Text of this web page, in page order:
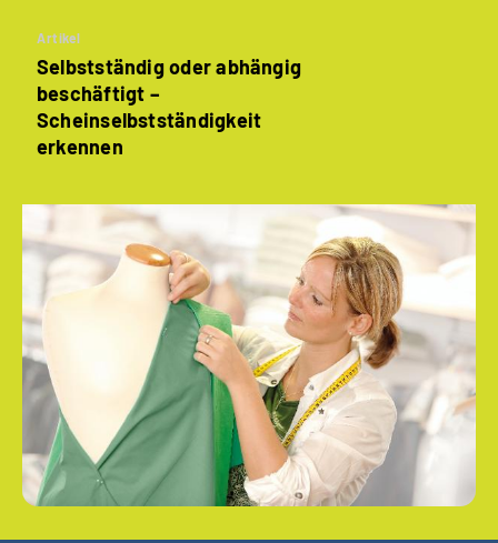
Artikel
Selbstständig oder abhängig
beschäftigt –
Scheinselbstständigkeit
erkennen